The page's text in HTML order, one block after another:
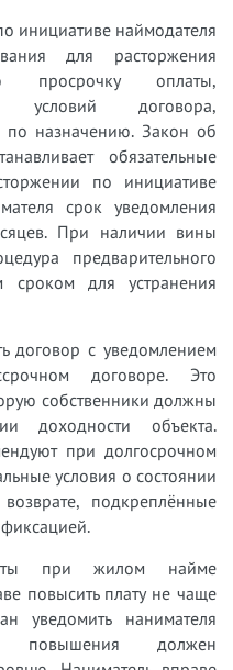
инициативе наймодателя
для расторжения
просрочку оплаты,
условий договора,
по назначению. Закон об
обязательные
по инициативе
срок уведомления
При наличии вины
предварительного
сроком для устранения
договор с уведомлением
договоре. Это
собственники должны
доходности объекта.
при долгосрочном
условия о состоянии
подкреплённые
при жилом найме
повысить плату не чаще
уведомить нанимателя
повышения должен